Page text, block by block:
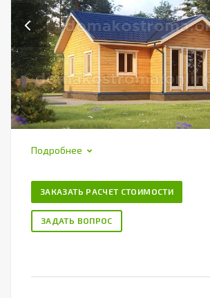
Previous
Подробнее
ЗАКАЗАТЬ РАСЧЕТ СТОИМОСТИ
ЗАДАТЬ ВОПРОС